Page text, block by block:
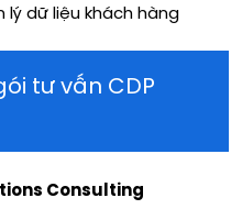
lý dữ liệu khách hàng
tư vấn CDP
Consulting